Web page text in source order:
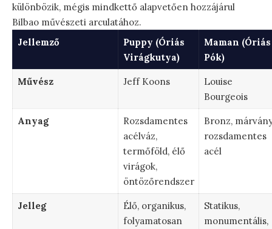
különbözik, mégis mindkettő alapvetően hozzájárul
Bilbao művészeti arculatához.
Jellemző
Puppy (Óriás
Virágkutya)
Maman (Óriás
Pók)
Művész Jeff Koons
Louise
Bourgeois
Anyag
Rozsdamentes
acélváz,
termőföld, élő
virágok,
öntözőrendszer
Bronz,
rozsdamentes
acél
Jelleg
Élő, organikus,
folyamatosan
Statikus,
monumentális,